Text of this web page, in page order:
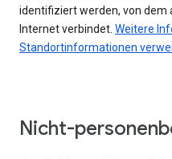
identifiziert werden, von dem
Internet verbindet. Weitere
Standortinformationen
Nicht-